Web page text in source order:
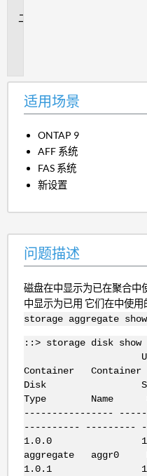
适用场景
ONTAP 9
AFF 系统
FAS 系统
新设置
问题描述
磁盘在中显示为已在聚合中
中显示为已用 它们在中使
storage aggregate show
::> storage disk show
Container Container
Disk Size
Type Name
----------------
---------- ---------
1.0.0
aggregate aggr0
1.0.1